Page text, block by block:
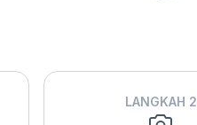
LANGKAH 2